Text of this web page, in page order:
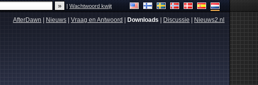
|Wachtwoord kwijt
AfterDawn Nieuws Vraag en Antwoord Downloads Discussie Nieuws2.nl